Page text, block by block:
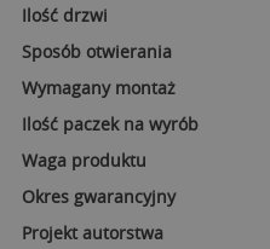
Ilość drzwi
Sposób otwierania
Wymagany montaż
Ilość paczek na wyrób
Waga produktu
Okres gwarancyjny
Projekt autorstwa